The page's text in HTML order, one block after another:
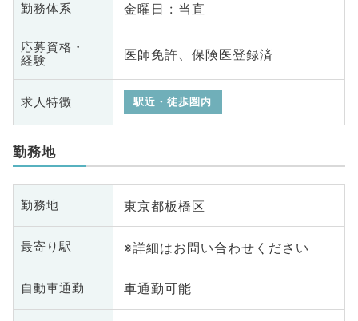
勤務体系 金曜日 : 当直
応募資格・
経験
医師免許、保険医登録済
求人特徴 駅近・徒歩圏内
勤務地
勤務地 東京都板橋区
最寄り駅 ※詳細はお問い合わせください
自動車通勤 車通勤可能